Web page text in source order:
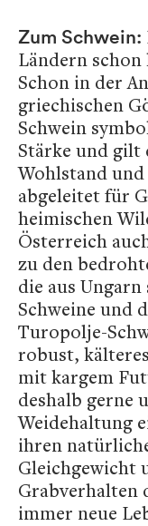
Zum Schwein:
Ländern schon
Schon in der
griechischen
Schwein
Stärke und gilt
Wohlstand
abgeleitet für
heimischen
Österreich
zu den
die aus
Schweine und
Turopolje-
robust,
mit kargem
deshalb gerne
Weidehaltung
ihren
Gleichgewicht
Grabverhalten
immer neue